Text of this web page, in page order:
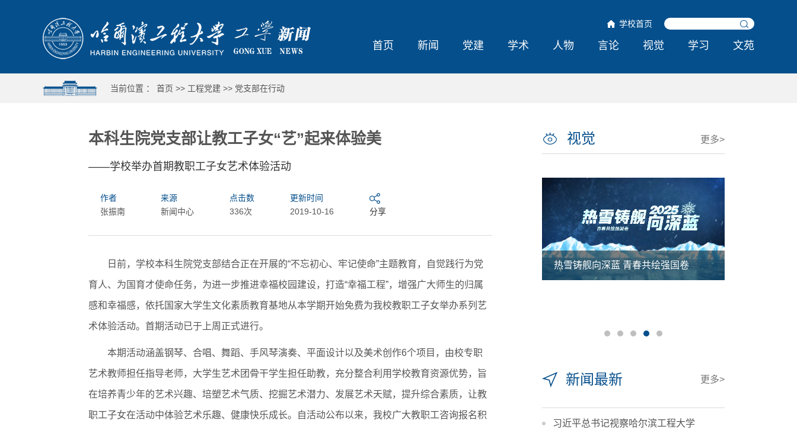
学校首页
首页 新闻 党建 学术 人物 言论 视觉 学习 文苑
当前位置 ： 首页 >> 工程党建 >> 党支部在行动
本科生院党支部让教工子女“艺”起来体验美
——学校举办首期教职工子女艺术体验活动
作者
张振南
来源
新闻中心
点击数
336次
更新时间
2019-10-16
分享
日前，学校本科生院党支部结合正在开展的“不忘初心、牢记使命”主题教育，自觉践行为党
育人、为国育才使命任务，为进一步推进幸福校园建设，打造“幸福工程”，增强广大师生的归属
感和幸福感，依托国家大学生文化素质教育基地从本学期开始免费为我校教职工子女举办系列艺
术体验活动。首期活动已于上周正式进行。
本期活动涵盖钢琴、合唱、舞蹈、手风琴演奏、平面设计以及美术创作6个项目，由校专职
艺术教师担任指导老师，大学生艺术团骨干学生担任助教，充分整合利用学校教育资源优势，旨
在培养青少年的艺术兴趣、培塑艺术气质、挖掘艺术潜力、发展艺术天赋，提升综合素质，让教
职工子女在活动中体验艺术乐趣、健康快乐成长。自活动公布以来，我校广大教职工咨询报名积
视觉 更多>
第18届国际大学生雪雕大赛
大东北我的家乡 热雪铸舰向深蓝 青春共绘强国卷
新闻最新 更多>
习近平总书记视察哈尔滨工程大学